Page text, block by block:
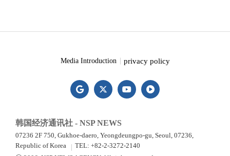
Media Introduction privacy policy
韩国经济通讯社 - NSP NEWS
07236 2F 750, Gukhoe-daero, Yeongdeungpo-gu, Seoul, 07236,
Republic of Korea
TEL: +82-2-3272-2140